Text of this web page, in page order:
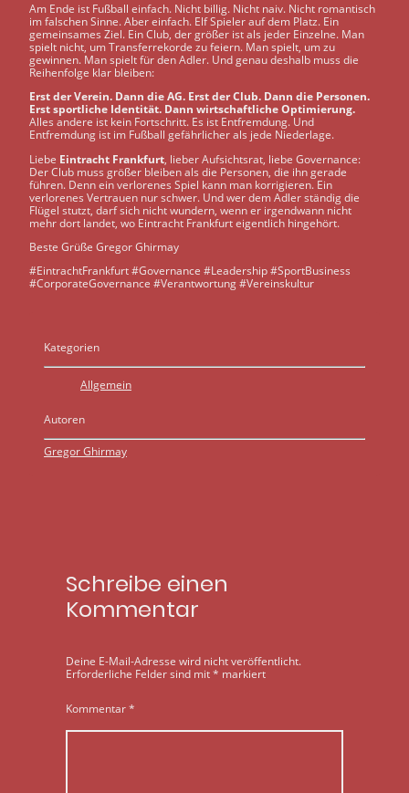
Am Ende ist Fußball einfach. Nicht billig. Nicht naiv. Nicht romantisch
im falschen Sinne. Aber einfach. Elf Spieler auf dem Platz. Ein
gemeinsames Ziel. Ein Club, der größer ist als jeder Einzelne. Man
spielt nicht, um Transferrekorde zu feiern. Man spielt, um zu
gewinnen. Man spielt für den Adler. Und genau deshalb muss die
Reihenfolge klar bleiben:
Erst der Verein. Dann die AG. Erst der Club. Dann die Personen.
Erst sportliche Identität. Dann wirtschaftliche Optimierung.
Alles andere ist kein Fortschritt. Es ist Entfremdung. Und
Entfremdung ist im Fußball gefährlicher als jede Niederlage.
Liebe Eintracht Frankfurt, lieber Aufsichtsrat, liebe Governance:
Der Club muss größer bleiben als die Personen, die ihn gerade
führen. Denn ein verlorenes Spiel kann man korrigieren. Ein
verlorenes Vertrauen nur schwer. Und wer dem Adler ständig die
Flügel stutzt, darf sich nicht wundern, wenn er irgendwann nicht
mehr dort landet, wo Eintracht Frankfurt eigentlich hingehört.
Beste Grüße Gregor Ghirmay
#EintrachtFrankfurt #Governance #Leadership #SportBusiness
#CorporateGovernance #Verantwortung #Vereinskultur
Kategorien
Allgemein
Autoren
Gregor Ghirmay
Schreibe einen
Kommentar
Deine E-Mail-Adresse wird nicht veröffentlicht.
Erforderliche Felder sind mit* markiert
Kommentar*